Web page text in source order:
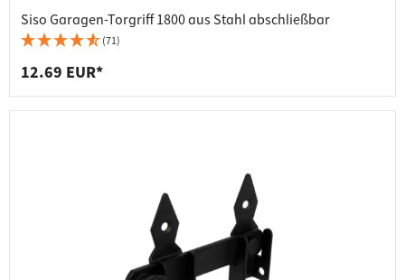
Siso Garagen-Torgriff 1800 aus Stahl abschließbar
(71)
12.69 EUR*